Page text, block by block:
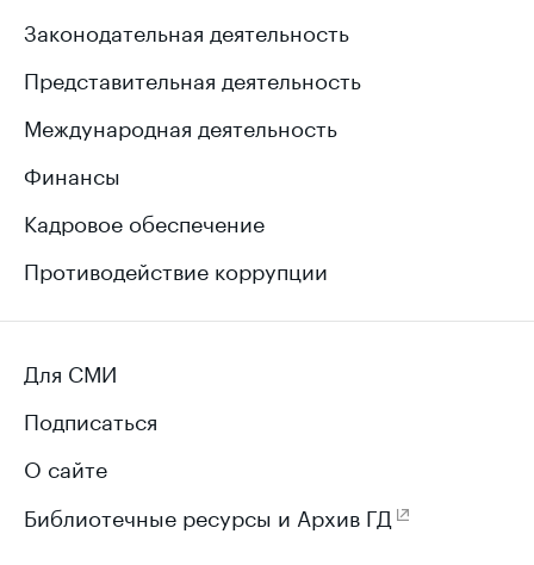
Законодательная деятельность
Представительная деятельность
Международная деятельность
Финансы
Кадровое обеспечение
Противодействие коррупции
Для СМИ
Подписаться
О сайте
Библиотечные ресурсы и Архив ГД